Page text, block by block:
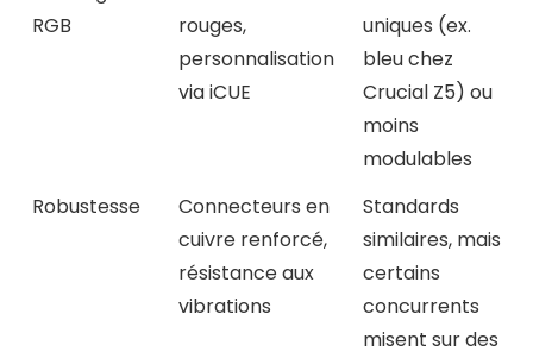
RGB
rouges,
personnalisation
via iCUE
uniques (ex.
bleu chez
Crucial Z5) ou
moins
modulables
Robustesse
Connecteurs en
cuivre renforcé,
résistance aux
vibrations
Standards
similaires, mais
certains
concurrents
misent sur des